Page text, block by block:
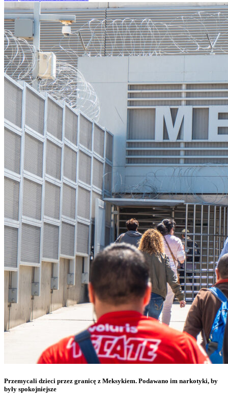
Przemycali dzieci przez granicę z Meksykiem. Podawano im narkotyki, by
były spokojniejsze